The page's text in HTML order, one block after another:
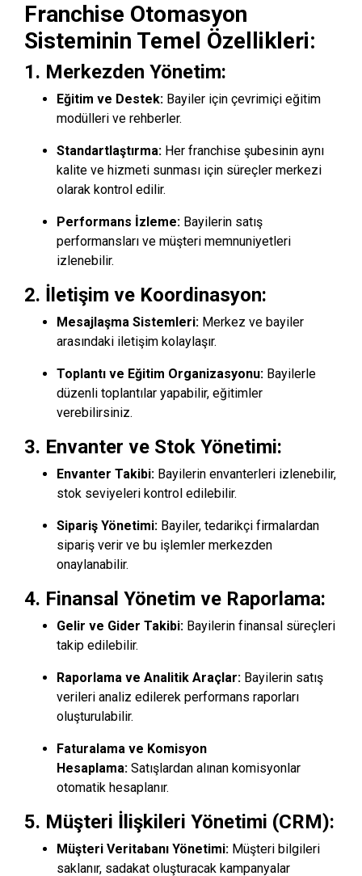
Franchise Otomasyon
Sisteminin Temel Özellikleri:
1. Merkezden Yönetim:
Eğitim ve Destek: Bayiler için çevrimiçi eğitim
modülleri ve rehberler.
Standartlaştırma: Her franchise şubesinin aynı
kalite ve hizmeti sunması için süreçler merkezi
olarak kontrol edilir.
Performans İzleme: Bayilerin satış
performansları ve müşteri memnuniyetleri
izlenebilir.
2. İletişim ve Koordinasyon:
Mesajlaşma Sistemleri: Merkez ve bayiler
arasındaki iletişim kolaylaşır.
Toplantı ve Eğitim Organizasyonu: Bayilerle
düzenli toplantılar yapabilir, eğitimler
verebilirsiniz.
3. Envanter ve Stok Yönetimi:
Envanter Takibi: Bayilerin envanterleri izlenebilir,
stok seviyeleri kontrol edilebilir.
Sipariş Yönetimi: Bayiler, tedarikçi firmalardan
sipariş verir ve bu işlemler merkezden
onaylanabilir.
4. Finansal Yönetim ve Raporlama:
Gelir ve Gider Takibi: Bayilerin finansal süreçleri
takip edilebilir.
Raporlama ve Analitik Araçlar: Bayilerin satış
verileri analiz edilerek performans raporları
oluşturulabilir.
Faturalama ve Komisyon
Hesaplama: Satışlardan alınan komisyonlar
otomatik hesaplanır.
5. Müşteri İlişkileri Yönetimi (CRM):
Müşteri Veritabanı Yönetimi: Müşteri bilgileri
saklanır, sadakat oluşturacak kampanyalar